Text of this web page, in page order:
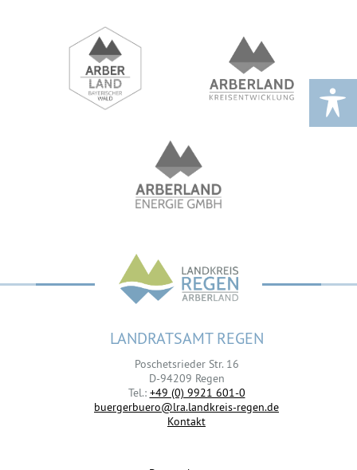
LANDRATSAMT REGEN
Poschetsrieder Str. 16
D-94209 Regen
Tel.: +49 (0) 9921 601-0
buergerbuero@lra.landkreis-regen.de
Kontakt